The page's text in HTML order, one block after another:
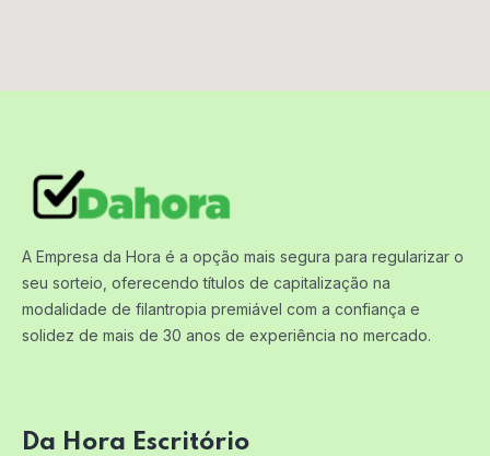
A Empresa da Hora é a opção mais segura para regularizar o
seu sorteio, oferecendo títulos de capitalização na
modalidade de filantropia premiável com a confiança e
solidez de mais de 30 anos de experiência no mercado.
Da Hora Escritório